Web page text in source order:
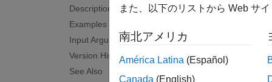
Description
Examples
Input Arguments
Version History
See Also
また、以下のリストから Web サ
南北アメリカ
América Latina (Español)
Canada (English)